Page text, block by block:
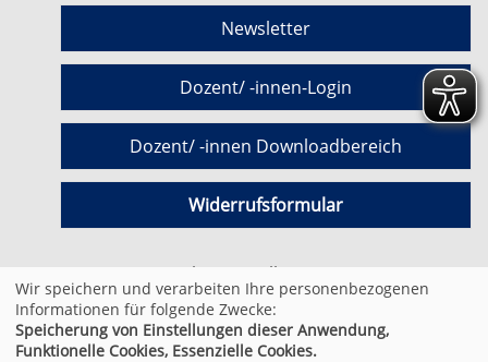
Newsletter
Dozent/ -innen-Login
Dozent/ -innen Downloadbereich
Widerrufsformular
Cookie Einstellungen
© 2026 Kufer Software GmbH
Wir speichern und verarbeiten Ihre personenbezogenen
Informationen für folgende Zwecke:
Speicherung von Einstellungen dieser Anwendung,
Funktionelle Cookies, Essenzielle Cookies.